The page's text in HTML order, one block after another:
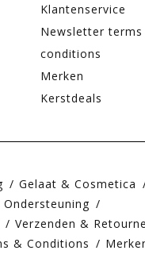
Klantenservice
Newsletter
conditions
Merken
Kerstdeals
Gelaat & Cosmetica
Verzenden &
& Conditions